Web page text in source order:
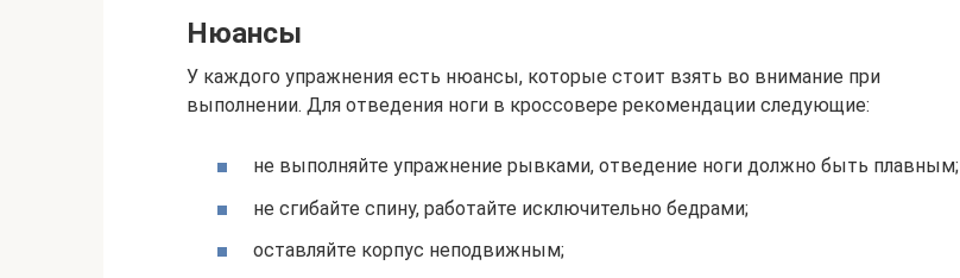
Нюансы
У каждого упражнения есть нюансы, которые стоит взять во внимание при
выполнении. Для отведения ноги в кроссовере рекомендации следующие:
не выполняйте упражнение рывками, отведение ноги должно быть плавным;
не сгибайте спину, работайте исключительно бедрами;
оставляйте корпус неподвижным;